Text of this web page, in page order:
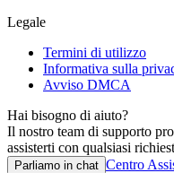
Legale
Termini di utilizzo
Informativa sulla
Avviso DMCA
Hai bisogno di aiuto?
Il nostro team di supporto
assisterti con qualsiasi
Parliamo in chat Centro